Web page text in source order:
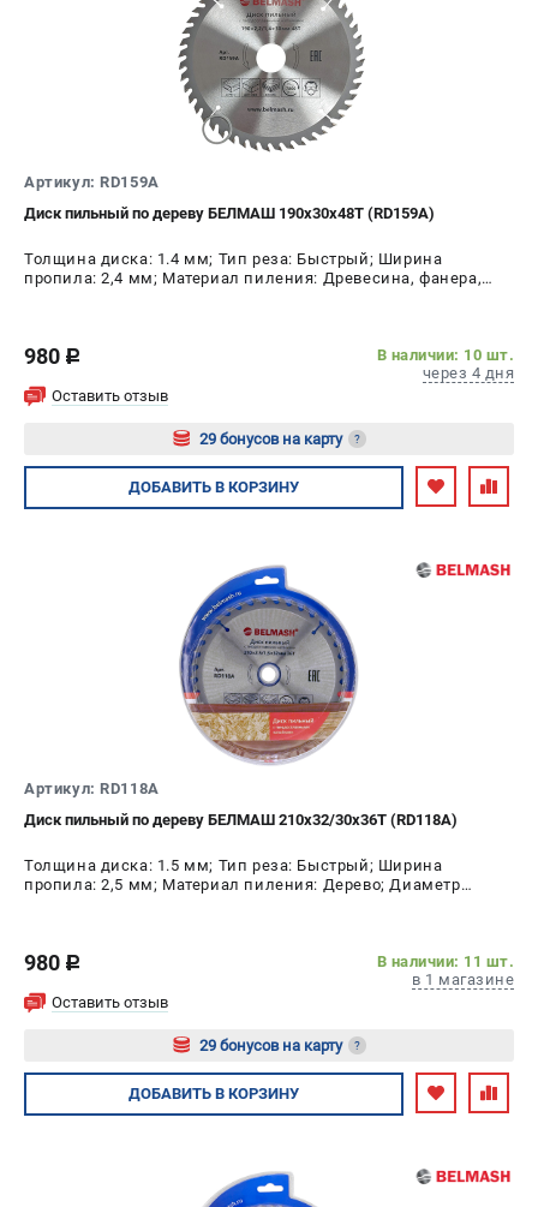
Артикул: RD159A
Диск пильный по дереву БЕЛМАШ 190x30x48T (RD159A)
Толщина диска: 1.4 мм; Тип реза: Быстрый; Ширина
пропила: 2,4 мм; Материал пиления: Древесина, фанера,
980 c
В наличии: 10 шт.
через 4 дня
Оставить отзыв
29 бонусов на карту ?
Авторизуйтесь
ДОБАВИТЬ В КОРЗИНУ
Артикул: RD118A
Диск пильный по дереву БЕЛМАШ 210x32/30x36T (RD118A)
Толщина диска: 1.5 мм; Тип реза: Быстрый; Ширина
пропила: 2,5 мм; Материал пиления: Дерево; Диаметр
980 c
В наличии: 11 шт.
в 1 магазине
Оставить отзыв
29 бонусов на карту ?
Авторизуйтесь
ДОБАВИТЬ В КОРЗИНУ